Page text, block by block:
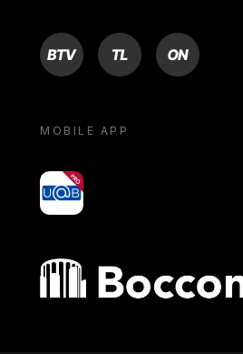
BTV TL ON
MOBILE APP
yoU@B
Bocconi shop